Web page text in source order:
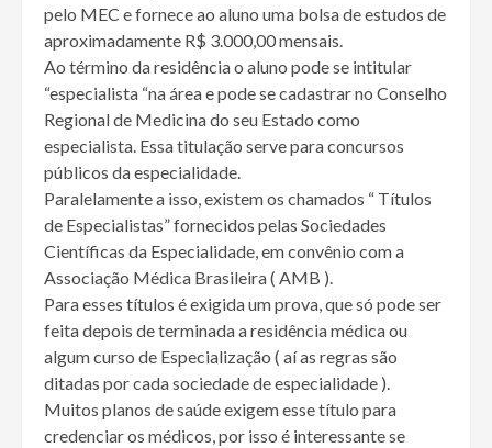
pelo MEC e fornece ao aluno uma bolsa de estudos de
aproximadamente R$ 3.000,00 mensais.
Ao término da residência o aluno pode se intitular
“especialista “na área e pode se cadastrar no Conselho
Regional de Medicina do seu Estado como
especialista. Essa titulação serve para concursos
públicos da especialidade.
Paralelamente a isso, existem os chamados “ Títulos
de Especialistas” fornecidos pelas Sociedades
Científicas da Especialidade, em convênio com a
Associação Médica Brasileira ( AMB ).
Para esses títulos é exigida um prova, que só pode ser
feita depois de terminada a residência médica ou
algum curso de Especialização ( aí as regras são
ditadas por cada sociedade de especialidade ).
Muitos planos de saúde exigem esse título para
credenciar os médicos, por isso é interessante se